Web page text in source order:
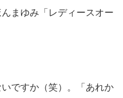
まゆみ「レディースオー
ですか（笑）。「あれか